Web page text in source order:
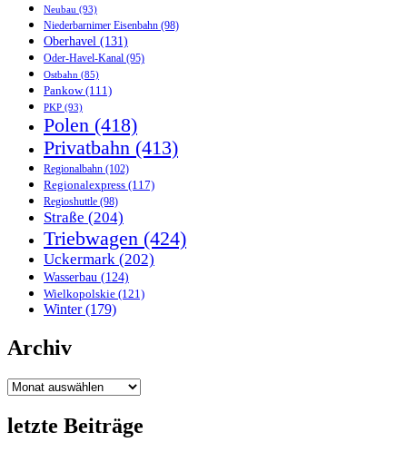
Neubau (93)
Niederbarnimer Eisenbahn (98)
Oberhavel (131)
Oder-Havel-Kanal (95)
Ostbahn (85)
Pankow(111)
PKP (93)
Polen (418)
Privatbahn (413)
Regionalbahn (102)
Regionalexpress (117)
Regioshuttle (98)
Straße (204)
Triebwagen (424)
Uckermark (202)
Wasserbau (124)
Wielkopolskie (121)
Winter(179)
Archiv
Archiv
letzte Beiträge